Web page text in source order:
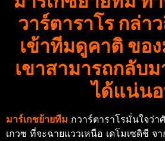
วาร์ตาราโร กล่า
เข้าทีมดูคาติ ของ
เขาสามารถกลับ
ได้แน่น
มาร์เกซย้ายทีม กวาร์ตาราโรมั่นใจว่
เกวซ ที่จะฉายแววเหนือ เดโมเซดิชี จ